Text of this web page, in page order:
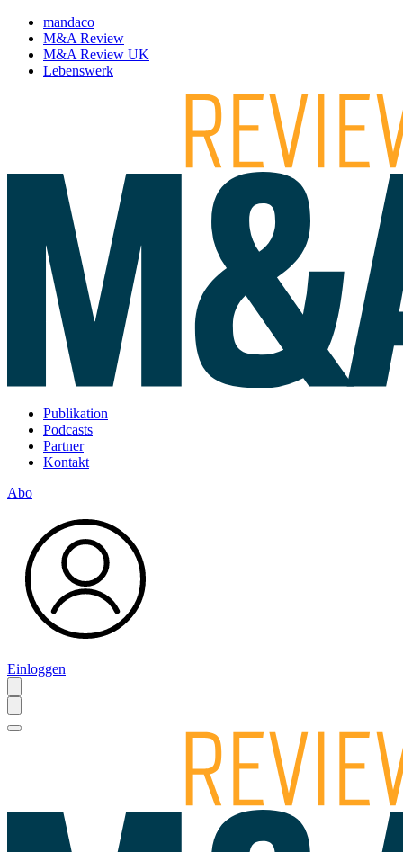
mandaco
M&A Review
M&A Review UK
Lebenswerk
Publikation
Podcasts
Partner
Kontakt
Abo
Einloggen